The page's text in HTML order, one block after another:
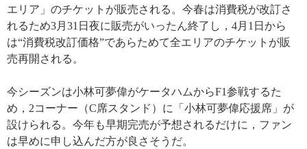
エリア」のチケットが販売される。今春は消費税が改訂さ
れるため3月31日夜に販売がいったん終了し，4月1日から
は“消費税改訂価格”であらためて全エリアのチケットが販
売再開される。
今シーズンは小林可夢偉がケータハムからF1参戦するた
め，2コーナー（C席スタンド）に「小林可夢偉応援席」が
設けられる。今年も早期完売が予想されるだけに，ファン
は早めに申し込んだ方が良さそうだ。